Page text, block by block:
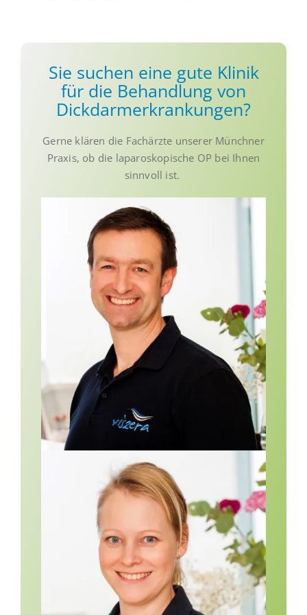
Sie suchen eine gute Klinik
für die Behandlung von
Dickdarmerkrankungen?
Gerne klären die Fachärzte unserer Münchner
Praxis, ob die laparoskopische OP bei Ihnen
sinnvoll ist.